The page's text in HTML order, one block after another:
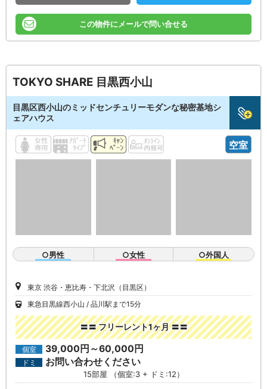
この物件にメールで問い合せる
TOKYO SHARE 目黒西小山
目黒区西小山のミッドセンチュリーモダンな秘密基地シ
ェアハウス
空室
○男性 ○女性 ○外国人
東京 渋谷・恵比寿・下北沢（目黒区）
東急目黒線西小山
品川駅まで15分
〓〓 フリーレント1ヶ月 〓〓
個室 39,000円～60,000円
ドミ お問い合わせください
15部屋 （個室:3 + ドミ:12）